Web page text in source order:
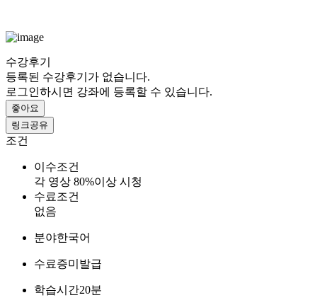
수강후기
등록된 수강후기가 없습니다.
로그인하시면 강좌에 등록할 수 있습니다.
좋아요
링크공유
조건
이수조건
각 영상 80%이상 시청
수료조건
없음
분야한국어
수료증미발급
학습시간20분